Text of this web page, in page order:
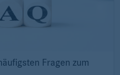
Fragen zum